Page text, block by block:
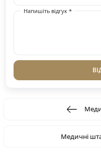
Напишіть відгук *
Медичні